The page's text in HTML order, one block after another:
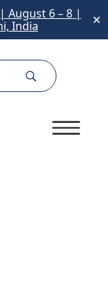
August 6 – 8 |
India
✕